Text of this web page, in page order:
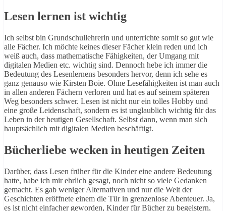
Lesen lernen ist wichtig
Ich selbst bin Grundschullehrerin und unterrichte somit so gut wie
alle Fächer. Ich möchte keines dieser Fächer klein reden und ich
weiß auch, dass mathematische Fähigkeiten, der Umgang mit
digitalen Medien etc. wichtig sind. Dennoch hebe ich immer die
Bedeutung des Lesenlernens besonders hervor, denn ich sehe es
ganz genauso wie Kirsten Boie. Ohne Lesefähigkeiten ist man auch
in allen anderen Fächern verloren und hat es auf seinem späteren
Weg besonders schwer. Lesen ist nicht nur ein tolles Hobby und
eine große Leidenschaft, sondern es ist unglaublich wichtig für das
Leben in der heutigen Gesellschaft. Selbst dann, wenn man sich
hauptsächlich mit digitalen Medien beschäftigt.
Bücherliebe wecken in heutigen Zeiten
Darüber, dass Lesen früher für die Kinder eine andere Bedeutung
hatte, habe ich mir ehrlich gesagt, noch nicht so viele Gedanken
gemacht. Es gab weniger Alternativen und nur die Welt der
Geschichten eröffnete einem die Tür in grenzenlose Abenteuer. Ja,
es ist nicht einfacher geworden, Kinder für Bücher zu begeistern,